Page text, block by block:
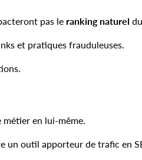
pas le ranking naturel
et pratiques frauduleuses.
en lui-même.
un outil apporteur de trafic en